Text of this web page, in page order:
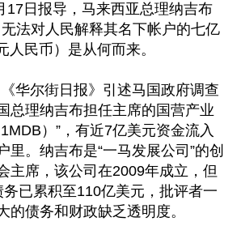
17日报导，马来西亚总理纳吉布
无法对人民解释其名下帐户的七亿
人民币）是从何而来。
华尔街日报》引述马国政府调查
总理纳吉布担任主席的国营产业
）”，有近7亿美元资金流入
里。纳吉布是“一马发展公司”的创
主席，该公司在2009年成立，但
已累积至110亿美元，批评者一
的债务和财政缺乏透明度。